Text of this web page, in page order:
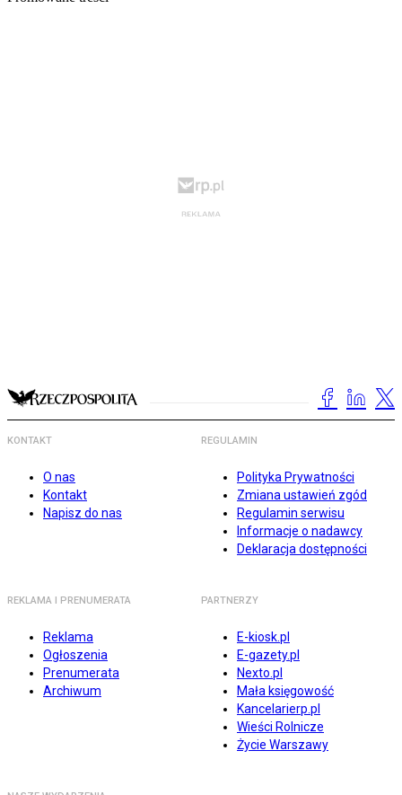
KONTAKT
O nas
Kontakt
Napisz do nas
REGULAMIN
Polityka Prywatności
Zmiana ustawień zgód
Regulamin serwisu
Informacje o nadawcy
Deklaracja dostępności
REKLAMA I PRENUMERATA
Reklama
Ogłoszenia
Prenumerata
Archiwum
PARTNERZY
E-kiosk.pl
E-gazety.pl
Nexto.pl
Mała księgowość
Kancelarierp.pl
Wieści Rolnicze
Życie Warszawy